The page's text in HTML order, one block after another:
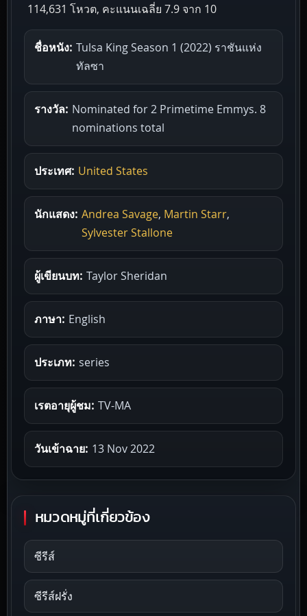
114,631 โหวต, คะแนนเฉลี่ย 7.9 จาก 10
ชื่อหนัง: Tulsa King Season 1 (2022) ราชันแห่ง
ทัลซา
รางวัล: Nominated for 2 Primetime Emmys. 8
nominations total
ประเทศ: United States
นักแสดง: Andrea Savage, Martin Starr,
Sylvester Stallone
ผู้เขียนบท: Taylor Sheridan
ภาษา: English
ประเภท: series
เรตอายุผู้ชม: TV-MA
วันเข้าฉาย: 13 Nov 2022
หมวดหมู่ที่เกี่ยวข้อง
ซีรีส์
ซีรีส์ฝรั่ง